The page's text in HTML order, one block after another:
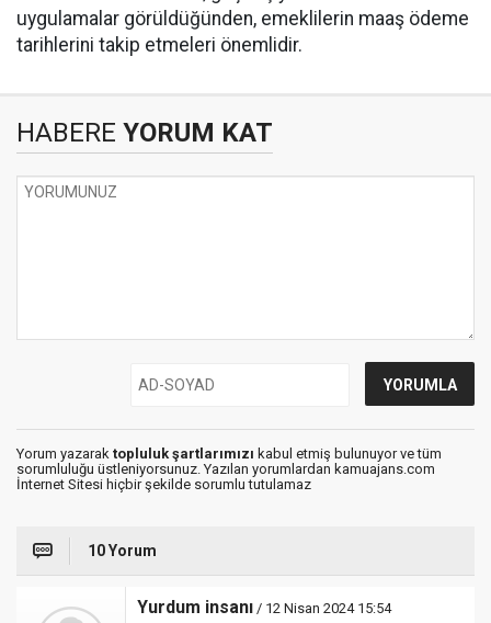
uygulamalar görüldüğünden, emeklilerin maaş ödeme
tarihlerini takip etmeleri önemlidir.
HABERE YORUM KAT
Yorum yazarak topluluk şartlarımızı kabul etmiş bulunuyor ve tüm
sorumluluğu üstleniyorsunuz. Yazılan yorumlardan kamuajans.com
İnternet Sitesi hiçbir şekilde sorumlu tutulamaz
10 Yorum
Yurdum insanı / 12 Nisan 2024 15:54